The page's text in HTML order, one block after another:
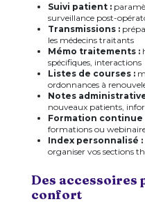
Suivi patient :
surveillance post-
Transmissions :
les médecins traitants
Mémo traitements :
spécifiques, interactions
Listes de courses :
ordonnances à
Notes
nouveaux patients,
Formation continue
formations ou
Index personnalisé :
organiser vos sections
Des accessoires
confort